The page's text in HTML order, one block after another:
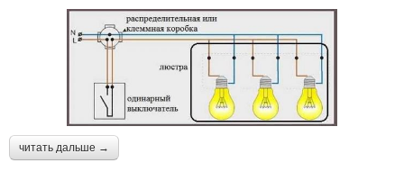
читать дальше →